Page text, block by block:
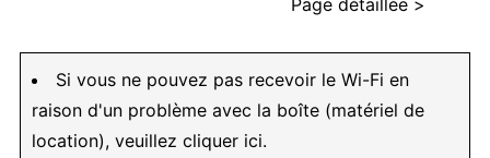
Si vous ne pouvez pas recevoir le Wi-Fi en
raison d'un problème avec la boîte (matériel de
location), veuillez cliquer ici.